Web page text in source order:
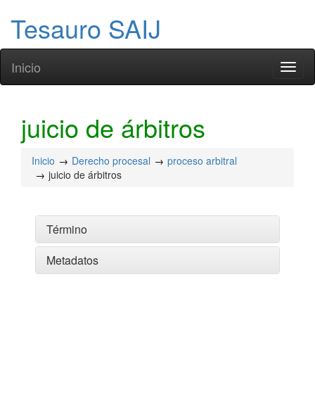
Tesauro SAIJ
Inicio
juicio de árbitros
Inicio Derecho procesal
proceso arbitral
juicio de árbitros
Término
Metadatos